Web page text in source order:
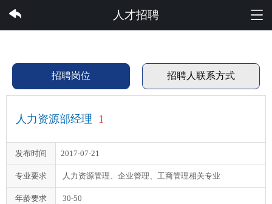
PG集团有限公司
人才招聘
招聘岗位 招聘人联系方式
人力资源部经理 1
发布时间 2017-07-21
专业要求 人力资源管理、企业管理、工商管理相关专业
年龄要求 30-50